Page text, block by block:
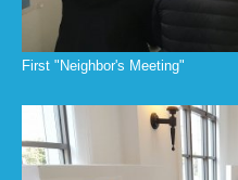
First "Neighbor's Meeting"